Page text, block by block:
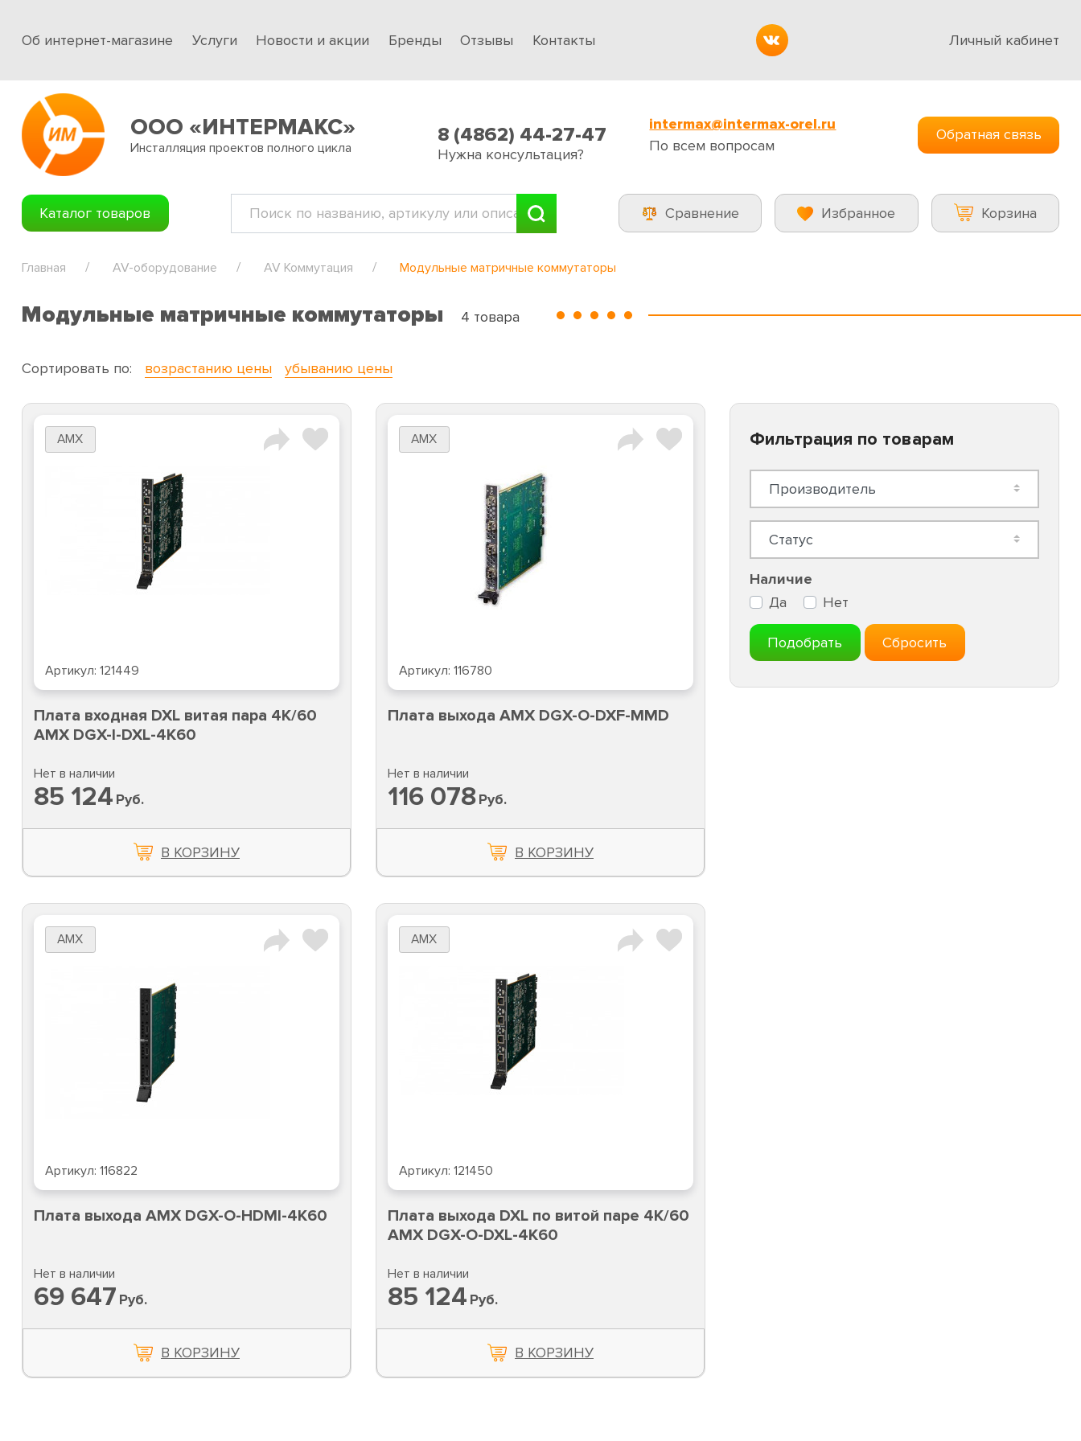
Об интернет-магазине Услуги Новости и акции Бренды Отзывы Контакты Личный кабинет
ООО «ИНТЕРМАКС»
Инсталляция проектов полного цикла
8 (4862) 44-27-47
Нужна консультация?
intermax@intermax-orel.ru
По всем вопросам
Обратная связь
Каталог товаров Сравнение Избранное Корзина
Главная AV-оборудование AV Коммутация Модульные матричные коммутаторы
Модульные матричные коммутаторы 4 товара
Сортировать по: возрастанию цены убыванию цены
AMX
Артикул: 121449
Плата входная DXL витая пара 4К/60
AMX DGX-I-DXL-4K60
Нет в наличии
85 124 Руб.
В КОРЗИНУ
AMX
Артикул: 116780
Плата выхода AMX DGX-O-DXF-MMD
Нет в наличии
116 078Руб.
В КОРЗИНУ
AMX
Артикул: 116822
Плата выхода AMX DGX-O-HDMI-4K60
Нет в наличии
69 647 Руб.
В КОРЗИНУ
AMX
Артикул: 121450
Плата выхода DXL по витой паре 4К/60
AMX DGX-O-DXL-4K60
Нет в наличии
85 124 Руб.
В КОРЗИНУ
Фильтрация по товарам
Наличие
Да
Нет
Подобрать Сбросить